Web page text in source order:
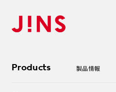
Products 製品情報